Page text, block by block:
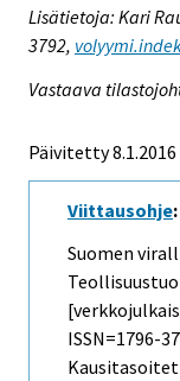
Lisätietoja: Kari
3792,
Vastaava
Päivitetty 8.1.2016
Viittausohje:
Suomen
ISSN=1796-